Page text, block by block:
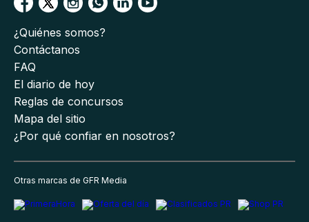
¿Quiénes somos?
Contáctanos
FAQ
El diario de hoy
Reglas de concursos
Mapa del sitio
¿Por qué confiar en nosotros?
Otras marcas de GFR Media